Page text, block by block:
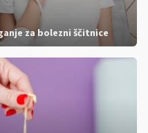
za bolezni ščitnice